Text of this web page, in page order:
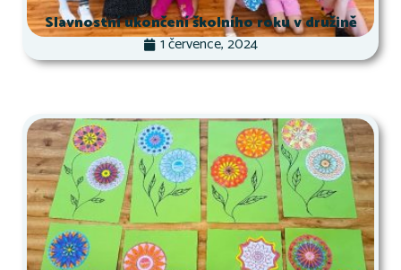
Slavnostní ukončení školního roku v družině
1 července, 2024